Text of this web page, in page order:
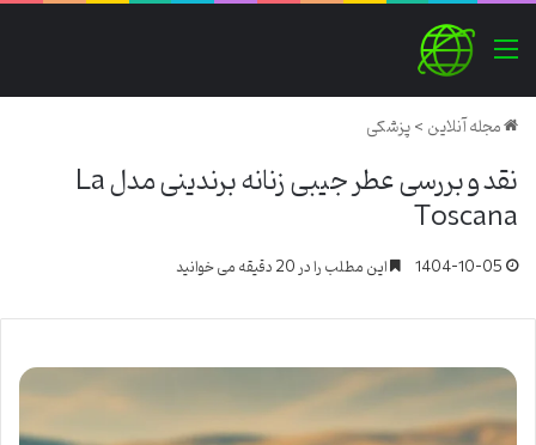
منو
مجله آنلاین>پزشکی
نقد و بررسی عطر جیبی زنانه برندینی مدل La
Toscana
1404-10-05 این مطلب را در 20 دقیقه می خوانید